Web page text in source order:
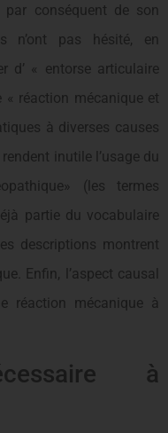
conséquent de son
n’ont pas hésité, en
d’ « entorse articulaire
réaction mécanique et
à diverses causes
inutile l’usage du
(les termes
partie du vocabulaire
descriptions montrent
Enfin, l’aspect causal
réaction mécanique à
à